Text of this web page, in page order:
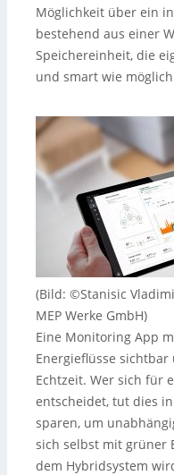
Möglichkeit über ein
bestehend aus einer
Speichereinheit, die
und smart wie
(Bild: ©Stanisic
MEP Werke GmbH)
Eine Monitoring App
Energieflüsse
Echtzeit. Wer sich für
entscheidet, tut dies
sparen, um
sich selbst mit grüner
dem Hybridsystem